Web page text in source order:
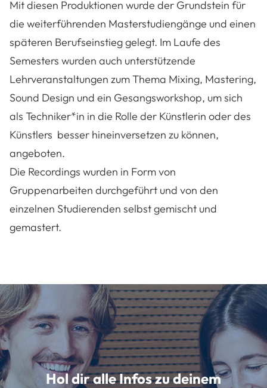
Mit diesen Produktionen wurde der Grundstein für
die weiterführenden Masterstudiengänge und einen
späteren Berufseinstieg gelegt. Im Laufe des
Semesters wurden auch unterstützende
Lehrveranstaltungen zum Thema Mixing, Mastering,
Sound Design und ein Gesangsworkshop, um sich
als Techniker*in in die Rolle der Künstlerin oder des
Künstlers besser hineinversetzen zu können,
angeboten.
Die Recordings wurden in Form von
Gruppenarbeiten durchgeführt und von den
einzelnen Studierenden selbst gemischt und
gemastert.
Hol dir alle Infos zu deinem